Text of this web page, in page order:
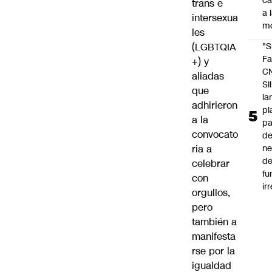
trans e
intersexua
les
(LGBTQIA
+) y
aliadas
que
adhirieron
a la
convocato
ria a
celebrar
con
orgullos,
pero
también a
manifesta
rse por la
igualdad
a
SII
de